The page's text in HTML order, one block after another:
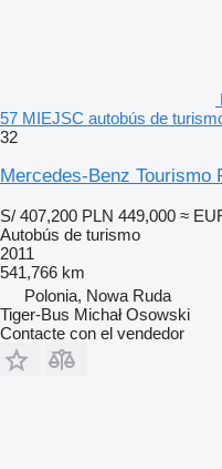
57 MIEJSC autobús de
32
Mercedes-Benz Tourismo
S/ 407,200 PLN 449,000 ≈
Autobús de turismo
2011
541,766 km
Polonia, Nowa Ruda
Tiger-Bus Michał Osowski
Contacte con el vendedor